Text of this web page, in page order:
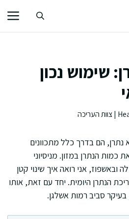
שימוש נכון
הם בדרך כלל מתכוונים
הנתרן במזון. מניסיוני
ובאשפוז, אני רואה איך שינוי קטן
הנתרן היומית. יחד עם זאת, אותו
בעיקר סביב רמות אשלגן.